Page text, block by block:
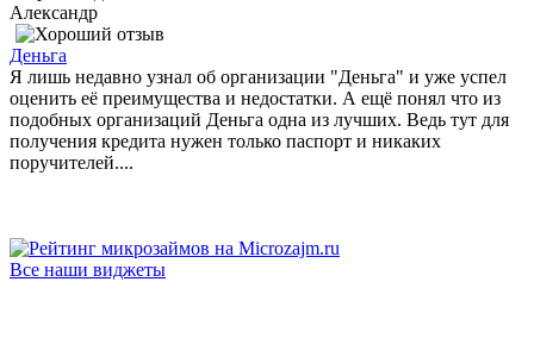
Александр
Деньга
Я лишь недавно узнал об организации "Деньга" и уже успел
оценить её преимущества и недостатки. А ещё понял что из
подобных организаций Деньга одна из лучших. Ведь тут для
получения кредита нужен только паспорт и никаких
поручителей....
Все наши виджеты